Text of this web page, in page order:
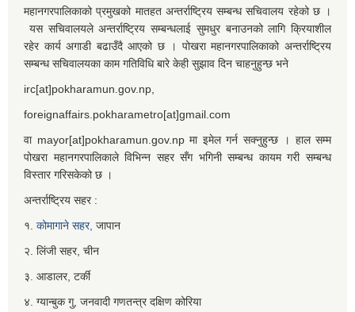
महानगरपालिकाको प्रमुखको मातहत अन्तर्राष्ट्रिय सम्बन्ध सचिवालय रहेको छ ।
यस सचिवालयले अन्तर्राष्ट्रिय सम्बन्धलाई सुमधुर बनाउनको लागि क्रियाशील
रहेर कार्य अगाडी बढाउँदै आएको छ । पोखरा महानगरपालिकाको अन्तर्राष्ट्रिय
सम्बन्ध सचिवालयका काम गतिविधि बारे केही सुझाव दिन चाहनुहुन्छ भने
irc[at]pokharamun.gov.np,
foreignaffairs.pokharametro[at]gmail.com
वा mayor[at]pokharamun.gov.np मा इमेल गर्न सक्नुहुन्छ । हाल सम्म
पोखरा महानगरपालिकाले विभिन्न सहर सँग भगिनी सम्बन्ध कायम गरी सम्बन्ध
विस्तार गरिसकेको छ ।
अन्तर्राष्ट्रिय सहर :
१. कोमागाने सहर, जापान
२. लिंजी सहर, चीन
३. आडालर, टर्की
४. ग्यान्बुक गु, जनवादी गणतन्त्र दक्षिण कोरिया